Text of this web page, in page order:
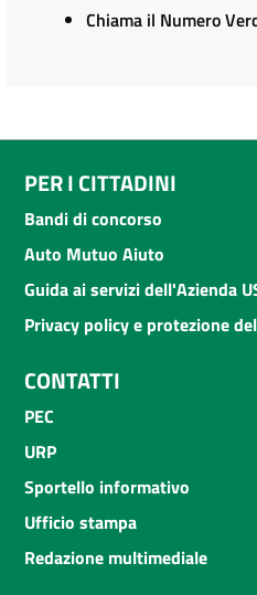
Chiama il Numero
PER I CITTADINI
Bandi di concorso
Auto Mutuo Aiuto
Guida ai servizi dell'Azienda
Privacy policy e protezione
CONTATTI
PEC
URP
Sportello informativo
Ufficio stampa
Redazione multimediale